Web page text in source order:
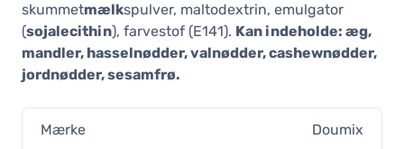
skummetmælkspulver, maltodextrin, emulgator
(sojalecithin), farvestof (E141). Kan indeholde: æg,
mandler, hasselnødder, valnødder, cashewnødder,
jordnødder, sesamfrø.
Mærke Doumix